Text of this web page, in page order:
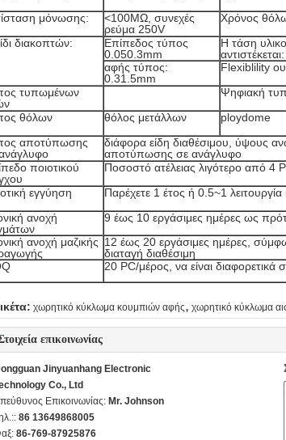
μόνωσης:
<100MΩ, συνεχές
ρεύμα 250V
Χρόνος
διακοπτών:
Επίπεδος τύπος
0.050.3mm
Η τάση
αντιστέκεται:
αφής τύπος:
0.31.5mm
Flexiblility
τυπωμένων
Ψηφιακή
θόλων
θόλος μετάλλων ploydome
αποτύπωσης
διάφορα είδη διαθέσιμου, ύψους
αποτύπωσης σε ανάγλυφο
ποιοτικού
Ποσοστό ατέλειας λιγότερο από 4
εγγύηση
Παρέχετε 1 έτος ή 0.5~1
ανοχή
9 έως 10 εργάσιμες ημέρες ως
ανοχή μαζικής 12 έως 20 εργάσιμες ημέρες,
διαταγή διαθέσιμη
20 PC/μέρος, να είναι
χωρητικό κύκλωμα κουμπιών αφής, χωρητικό κύκλωμα
επικοινωνίας
Jinyuanhang Electronic
Co., Ltd
Επικοινωνίας: Mr. Johnson
86 13649868005
86-769-87925876